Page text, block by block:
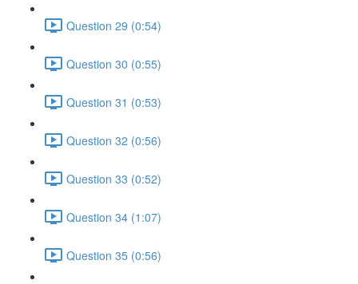
Question 29 (0:54)
Question 30 (0:55)
Question 31 (0:53)
Question 32 (0:56)
Question 33 (0:52)
Question 34 (1:07)
Question 35 (0:56)